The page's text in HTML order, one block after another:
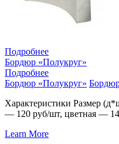
Подробнее
Бордюр «Полукруг»
Подробнее
Бордюр «Полукруг»
Характеристики Размер
— 120 руб/шт, цветная —
Learn More